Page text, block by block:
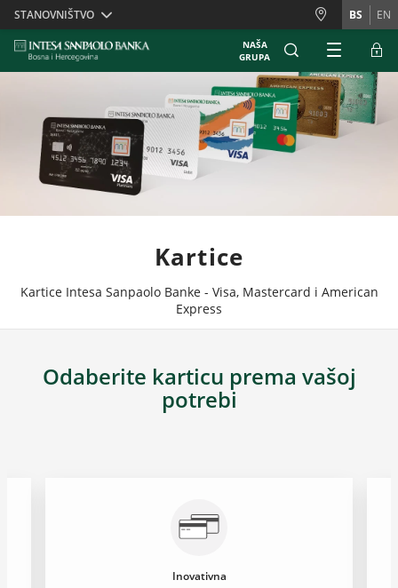
Skiplinks
STANOVNIŠTVO BS EN
NAŠA
GRUPA
Kartice
Kartice Intesa Sanpaolo Banke - Visa, Mastercard i American
Express
Odaberite karticu prema vašoj
potrebi
Inovativna